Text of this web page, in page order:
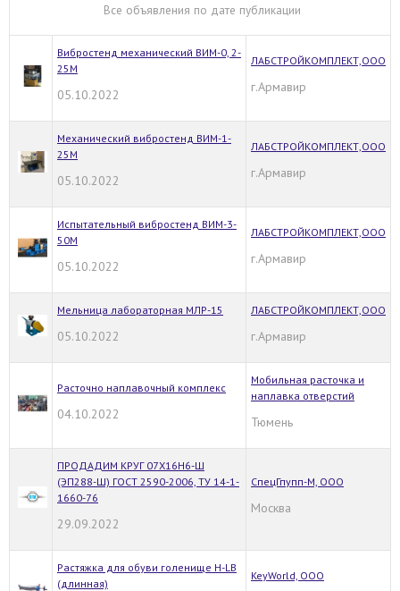
Все объявления по дате публикации
Вибростенд механический ВИМ-0, 2-
25М
05.10.2022
ЛАБСТРОЙКОМПЛЕКТ,ООО
г.Армавир
Механический вибростенд ВИМ-1-
25М
05.10.2022
ЛАБСТРОЙКОМПЛЕКТ,ООО
г.Армавир
Испытательный вибростенд ВИМ-3-
50М
05.10.2022
ЛАБСТРОЙКОМПЛЕКТ,ООО
г.Армавир
Мельница лабораторная МЛР-15
05.10.2022
ЛАБСТРОЙКОМПЛЕКТ,ООО
г.Армавир
Расточно наплавочный комплекс
04.10.2022
Мобильная расточка и
наплавка отверстий
Тюмень
ПРОДАДИМ КРУГ 07Х16Н6-Ш
(ЭП288-Ш) ГОСТ 2590-2006, ТУ 14-1-
1660-76
29.09.2022
СпецГпупп-М, ООО
Москва
Растяжка для обуви голенище H-LB
(длинная)
KeyWorld, ООО